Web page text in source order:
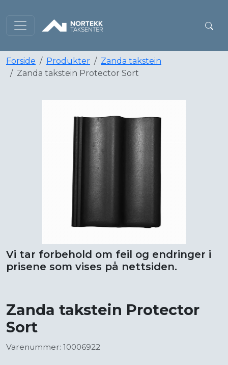
Forside Produkter
Zanda takstein
Zanda takstein Protector Sort
Vi tar forbehold om feil og endringer i
prisene som vises på nettsiden.
Zanda takstein Protector
Sort
Varenummer: 10006922